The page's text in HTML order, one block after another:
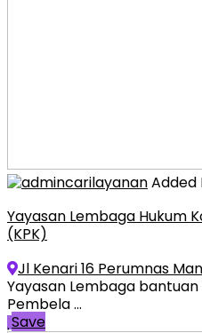
Added
Yayasan Lembaga Hukum
(KPK)
Jl Kenari 16 Perumnas
Yayasan Lembaga
Pembela ...
Save